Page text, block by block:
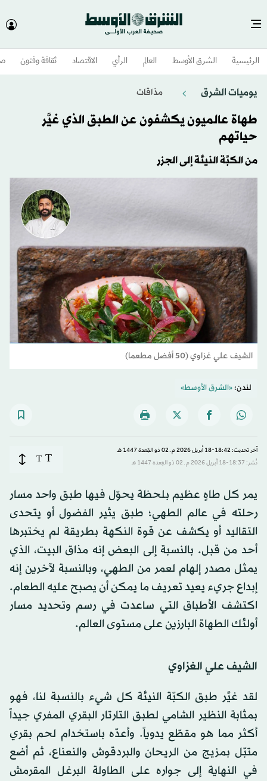
الرئيسية الشرق الأوسط​ العالم الرأي الاقتصاد ثقافة وفنون
يوميات الشرق مذاقات
طهاة عالميون يكشفون عن الطبق الذي غيَّر
حياتهم
من الكبَّة النيئة إلى الجزر
الشيف علي غزاوي (50 أفضل مطعما)
لندن:«الشرق الأوسط»
آخر تحديث: 18:42-18 أبريل 2026 م ـ 02 ذو القِعدة 1447 هـ
نُشر: 18:37-18 أبريل 2026 م ـ 02 ذو القِعدة 1447 هـ
T
T
يمر كل طاهٍ عظيم بلحظة يحوّل فيها طبق واحد مسار
رحلته في عالم الطهي؛ طبق يثير الفضول أو يتحدى
التقاليد أو يكشف عن قوة النكهة بطريقة لم يختبرها
أحد من قبل. بالنسبة إلى البعض إنه مذاق البيت، الذي
يمثل مصدر إلهام لعمر من الطهي، وبالنسبة لآخرين إنه
إبداع جريء يعيد تعريف ما يمكن أن يصبح عليه الطعام.
اكتشف الأطباق التي ساعدت في رسم وتحديد مسار
أولئك الطهاة البارزين على مستوى العالم.
الشيف علي الغزاوي
لقد غيَّر طبق الكبّة النيئة كل شيء بالنسبة لنا، فهو
بمثابة النظير الشامي لطبق التارتار البقري المفري جيداً
أكثر مما هو مقطّع يدوياً. وأعدّه باستخدام لحم بقري
متبّل بمزيج من الريحان والبردقوش والنعناع، ثم أضع
في النهاية إلى جواره على الطاولة البرغل المقرمش